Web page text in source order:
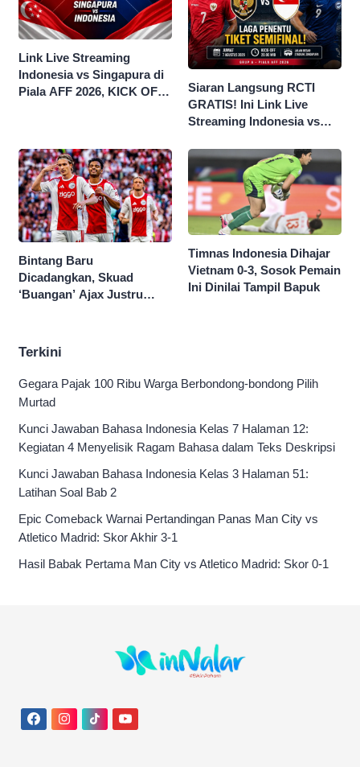
Link Live Streaming
Indonesia vs Singapura di
Piala AFF 2026, KICK OFF
Siaran Langsung RCTI
GRATIS! Ini Link Live
Streaming Indonesia vs
2026
Bintang Baru
Dicadangkan, Skuad
‘Buangan’ Ajax Justru
Timnas Indonesia Dihajar
Vietnam 0-3, Sosok Pemain
Ini Dinilai Tampil Bapuk
Terkini
Gegara Pajak 100 Ribu Warga Berbondong-bondong Pilih
Murtad
Kunci Jawaban Bahasa Indonesia Kelas 7 Halaman 12:
Kegiatan 4 Menyelisik Ragam Bahasa dalam Teks Deskripsi
Kunci Jawaban Bahasa Indonesia Kelas 3 Halaman 51:
Latihan Soal Bab 2
Epic Comeback Warnai Pertandingan Panas Man City vs
Atletico Madrid: Skor Akhir 3-1
Hasil Babak Pertama Man City vs Atletico Madrid: Skor 0-1